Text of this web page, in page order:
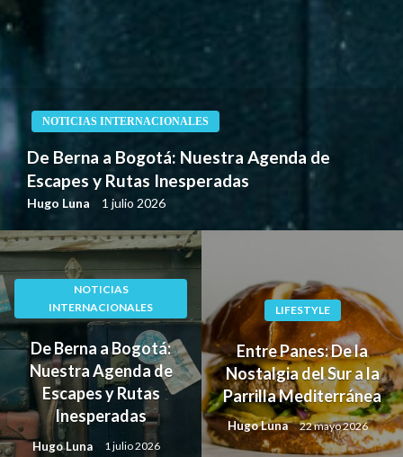
LIFESTYLE
Entre Panes: De la Nostalgia del Sur a la
Parrilla Mediterránea
Hugo Luna 22 mayo 2026
NOTICIAS
INTERNACIONALES
De Berna a Bogotá:
Nuestra Agenda de
Escapes y Rutas
Inesperadas
Hugo Luna 1 julio 2026
LIFESTYLE
Entre Panes: De la
Nostalgia del Sur a la
Parrilla Mediterránea
Hugo Luna 22 mayo 2026